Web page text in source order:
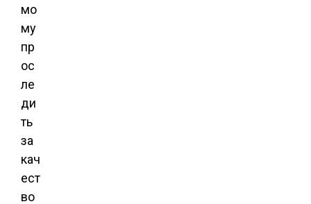
мо
му
пр
ос
ле
ди
ть
за
кач
ест
во